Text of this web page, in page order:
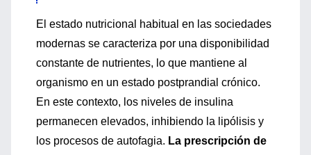
El estado nutricional habitual en las sociedades
modernas se caracteriza por una disponibilidad
constante de nutrientes, lo que mantiene al
organismo en un estado postprandial crónico.
En este contexto, los niveles de insulina
permanecen elevados, inhibiendo la lipólisis y
los procesos de autofagia. La prescripción de